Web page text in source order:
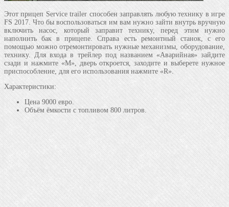
Этот прицеп Service trailer способен заправлять любую технику в игре
FS 2017. Что бы воспользоваться им вам нужно зайти внутрь вручную
включить насос, который заправит технику, перед этим нужно
наполнить бак в прицепе. Справа есть ремонтный станок, с его
помощью можно отремонтировать нужные механизмы, оборудование,
технику. Для входа в трейлер под названием «Аварийная» зайдите
сзади и нажмите «М», дверь откроется, заходите и выберете нужное
приспособление, для его использования нажмите «R».
Характеристики:
Цена 9000 евро.
Объём ёмкости с топливом 800 литров.